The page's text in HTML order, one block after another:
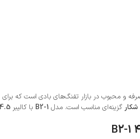
شکار گزینه‌ای مناسب است. مدل B2-1 با کالیبر 4.5 میلی‌متر